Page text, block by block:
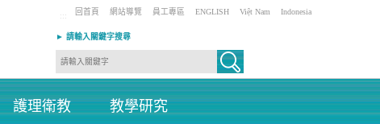
::: 回首頁 網站導覽 員工專區 ENGLISH Việt Nam Indonesia
► 請輸入關鍵字搜尋
護理衛教 教學研究